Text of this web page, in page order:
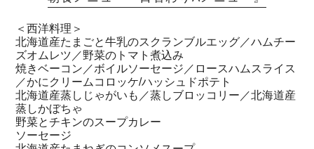
＜西洋料理＞
北海道産たまごと牛乳のスクランブルエッグ／ハムチー
ズオムレツ／野菜のトマト煮込み
焼きベーコン／ボイルソーセージ／ロースハムスライス
／かにクリームコロッケ/ハッシュドポテト
北海道産蒸しじゃがいも／蒸しブロッコリー／北海道産
蒸しかぼちゃ
野菜とチキンのスープカレー
ソーセージ